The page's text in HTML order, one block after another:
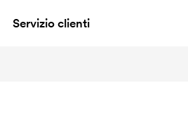
Servizio clienti